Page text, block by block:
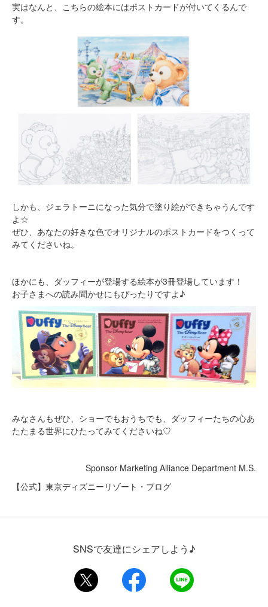
実はなんと、こちらの絵本にはポストカードが付いてくるんで
す。
しかも、ジェラトーニになった気分で塗り絵ができちゃうんです
よ☆
ぜひ、あなたの好きな色でオリジナルのポストカードをつくって
みてくださいね。
ほかにも、ダッフィーが登場する絵本が3冊登場しています！
お子さまへの読み聞かせにもぴったりですよ♪
みなさんもぜひ、ショーでもおうちでも、ダッフィーたちの心あ
たたまる世界にひたってみてくださいね♡
Sponsor Marketing Alliance Department M.S.
【公式】東京ディズニーリゾート・ブログ
SNSで友達にシェアしよう♪